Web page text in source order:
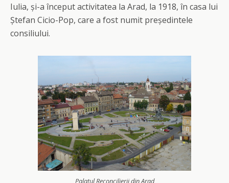
Iulia, și-a început activitatea la Arad, la 1918, în casa lui
Ștefan Cicio-Pop, care a fost numit președintele
consiliului.